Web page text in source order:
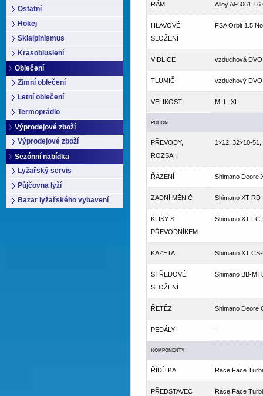
Ostatní
Hokej
Skialpinismus
Krasobluslení
Oblečení
Zimní oblečení
Letní oblečení
Termoprádlo
Výprodejové zboží
Výprodejové zboží
Sezónní nabídka
Lyžařský servis
Půjčovna lyží
Bazar lyžařského vybavení
RÁM Alloy Al-6061
HLAVOVÉ
SLOŽENÍ
FSA Orbit 1.5
VIDLICE vzduchová
TLUMIČ vzduchový
VELIKOSTI M, L, XL
POHON
PŘEVODY,
ROZSAH
1×12, 32×10-51,
ŘAZENÍ Shimano Deore
ZADNÍ MĚNIČ Shimano XT
KLIKY S
PŘEVODNÍKEM
Shimano XT
KAZETA Shimano XT
STŘEDOVÉ
SLOŽENÍ
Shimano BB-
ŘETĚZ Shimano Deore
PEDÁLY –
KOMPONENTY
ŘÍDÍTKA Race Face
PŘEDSTAVEC Race Face